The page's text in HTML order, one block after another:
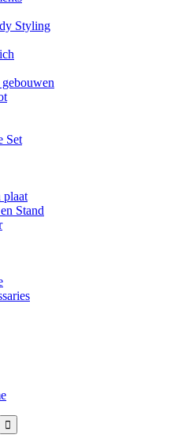
Styling
Set
plaat
Stand